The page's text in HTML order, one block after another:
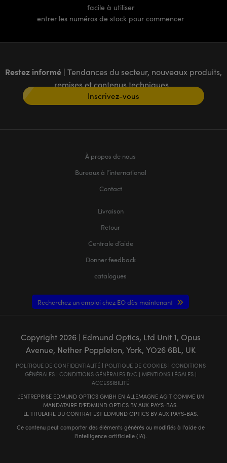
facile à utiliser
entrer les numéros de stock pour commencer
Restez informé | Tendances du secteur, nouveaux produits,
remises et contenus techniques
Inscrivez-vous
À propos de nous
Bureaux à l’international
Contact
Livraison
Retour
Centrale d’aide
Donner feedback
catalogues
Recherchez un emploi chez EO dès maintenant
Copyright 2026| Edmund Optics, Ltd Unit 1, Opus
Avenue, Nether Poppleton, York, YO26 6BL, UK
POLITIQUE DE CONFIDENTIALITÉ| POLITIQUE DE COOKIES| CONDITIONS
GÉNÈRALES| CONDITIONS GÉNÈRALES B2C | MENTIONS LÉGALES|
ACCESSIBILITÉ
L'ENTREPRISE EDMUND OPTICS GMBH EN ALLEMAGNE AGIT COMME UN
MANDATAIRE D'EDMUND OPTICS BV AUX PAYS-BAS.
LE TITULAIRE DU CONTRAT EST EDMUND OPTICS BV AUX PAYS-BAS.
Ce contenu peut comporter des éléments générés ou modifiés à l'aide de
l'intelligence artificielle (IA).